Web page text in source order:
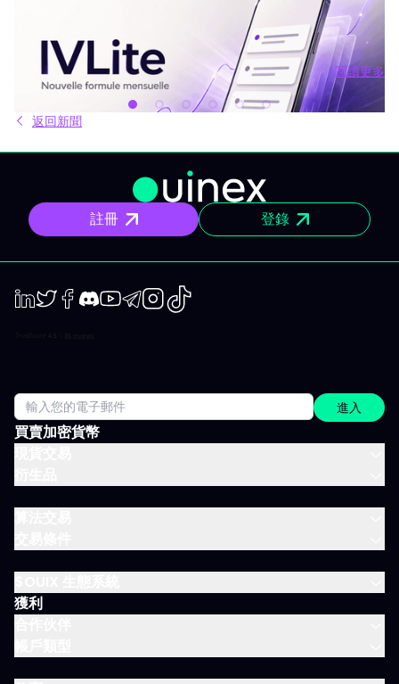
IVLite：IVT 精華推播通知，每月僅需 29 歐元 簡明的投資方案、行
情簡報和回顧，直接傳送到你的手機和電腦，無其他額外內容。 問
題不是資訊不夠，而是太多。每天市場上有太多分析、互有矛盾的
觀點與訊號交錯。結果就是你不斷拖延，說「稍後再看」，最後只
能被動應對市場，而非主動掌握。 IVLite就是基於這種狀況誕生
的。單一簡單的方案，每月 29 歐元，只給你最重要的內容：IVT 精
華推播。 IVLite 究竟是什麼？ IVLite 就是獲得 IVT 推播通知的權
限。純粹內容，無多無少。 具體來說，你能在手機與電腦收到 IVT
訊、閱讀後，立即知道該注意什麼、關注理由為何。無須在資訊流
裏擔心雜亂、沒有多餘填充內容。 專門為想積極投資，但有工作、
有生活、沒辦法一整天盯著屏幕的人設計。 你會收到什麼？ 精準的
市場訊息 明確情境與重要點位，讓你一眼聚焦，不會分心。 明確規
劃 操作架構預先設好：需關注區域、預設劇本與失效臨界點。市場
開盤不再摸索，你已經有備而來。 短／中期簡報 行情動盪時把握波
場回顧 以資金流、流動性、投資人行為為依據，不是預設臆測、更
非外界雜音。 IVLite 典型一天 簡單舉例，一天會收到什麼： 07:45
晨間簡報 盤前訂下今日基調。 09:12 今日規劃，CAC 40 確定關鍵
位、預設劇本、以及無效點。 14:30 中期簡報，黃金 趨勢形成時，
閱讀更多
閱讀
返回新聞
註冊 登錄
買賣加密貨幣
獲利
Telegram
Instagram
進入